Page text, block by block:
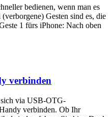
bedienen, wenn man es
Gesten sind es, die
1 fürs iPhone: Nach oben
verbinden
sich via USB-OTG-
verbinden. Ob Ihr